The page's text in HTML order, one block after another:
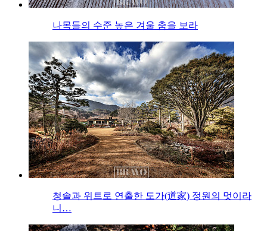
나목들의 수준 높은 겨울 춤을 보라
청솔과 위트로 연출한 도가(道家) 정원의 멋이라
니…